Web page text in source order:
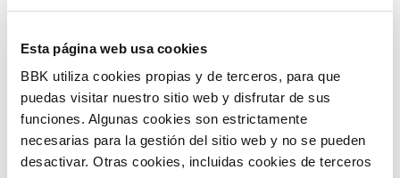
Esta página web usa cookies
BBK utiliza cookies propias y de terceros, para que
puedas visitar nuestro sitio web y disfrutar de sus
funciones. Algunas cookies son estrictamente
necesarias para la gestión del sitio web y no se pueden
desactivar. Otras cookies, incluidas cookies de terceros
VOLVER
TEMÁTICAS